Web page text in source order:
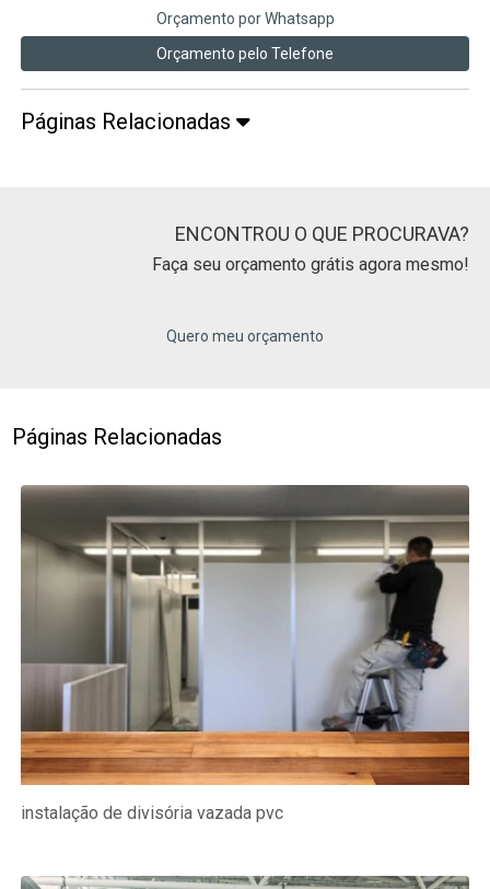
Orçamento por Whatsapp
Orçamento pelo Telefone
Páginas Relacionadas
ENCONTROU O QUE PROCURAVA?
Faça seu orçamento grátis agora mesmo!
Quero meu orçamento
Páginas Relacionadas
instalação de divisória vazada pvc